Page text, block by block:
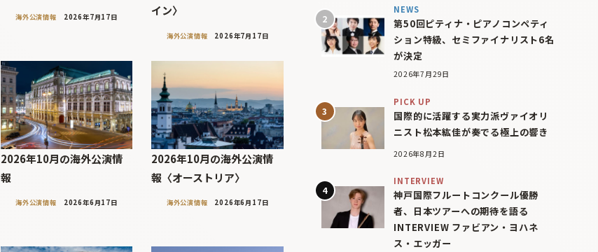
海外公演情報 2026年7月17日
イン〉
海外公演情報 2026年7月17日
2026年10月の海外公演情
報
海外公演情報 2026年6月17日
2026年10月の海外公演情
報〈オーストリア〉
海外公演情報 2026年6月17日
NEWS
第50回ピティナ・ピアノコンペティ
ション特級、セミファイナリスト6名
が決定
2026年7月29日
PICK UP
国際的に活躍する実力派ヴァイオリ
ニスト松本紘佳が奏でる極上の響き
2026年8月2日
INTERVIEW
神戸国際フルートコンクール優勝
者、日本ツアーへの期待を語る
INTERVIEW ファビアン・ヨハネ
ス・エッガー